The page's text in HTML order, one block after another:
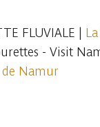
FLUVIALE |
- Visit
Namur